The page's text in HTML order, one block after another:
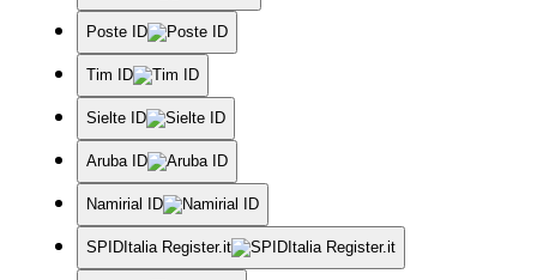
Poste ID
Tim ID
Sielte ID
Aruba ID
Namirial ID
SPIDItalia Register.it